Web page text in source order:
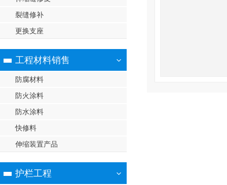
裂缝修补
更换支座
工程材料销售
防腐材料
防火涂料
防水涂料
快修料
伸缩装置产品
护栏工程